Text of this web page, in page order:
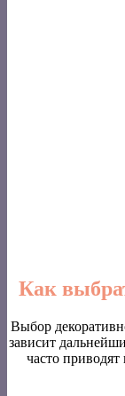
Как
Выбор
зависит
часто